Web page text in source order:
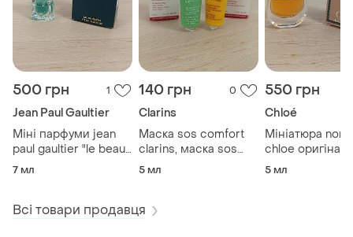
500 грн 1
Jean Paul Gaultier
Міні парфуми jean
paul gaultier "le beau"
оригінал, 7мл
7 мл
140 грн 0
Clarins
Маска sos comfort
clarins, маска sos
pure clarins оригінал
5 мл
550 грн
Chloé
Мініатюра
chloe оригінал
5 мл
Всі товари продавця